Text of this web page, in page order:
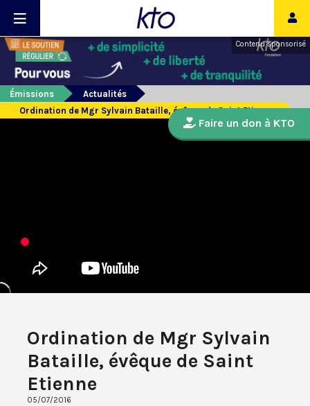
Contenu sponsorisé
Émissions
Actualités
Ordination de Mgr Sylvain Bataille, évêque de Saint Etienne
Ordination de Mgr Sylvain
Bataille, évêque de Saint
Etienne
05/07/2016
Faire un don à KTO